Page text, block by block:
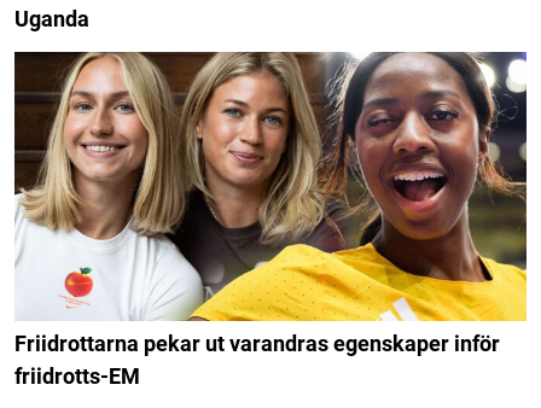
Uganda
Friidrottarna pekar ut varandras egenskaper inför
friidrotts-EM